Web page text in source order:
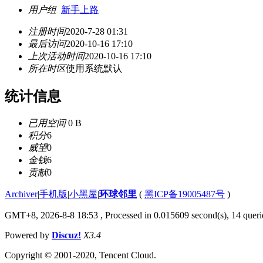
用户组 新手上路
注册时间2020-7-28 01:31
最后访问2020-10-16 17:10
上次活动时间2020-10-16 17:10
所在时区使用系统默认
统计信息
已用空间0 B
积分6
威望0
金钱6
贡献0
Archiver|手机版|小黑屋|环球邻里 ( 黑ICP备19005487号 )
GMT+8, 2026-8-8 18:53 , Processed in 0.015609 second(s), 14
Powered by Discuz! X3.4
Copyright © 2001-2020, Tencent Cloud.